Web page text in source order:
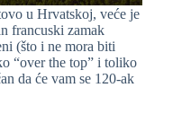
u Hrvatskoj, veće je
francuski zamak
(što i ne mora biti
“over the top” i toliko
da će vam se 120-ak